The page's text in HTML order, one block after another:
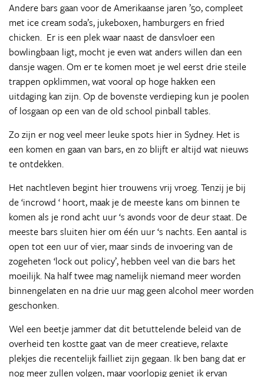
Andere bars gaan voor de Amerikaanse jaren ’50, compleet
met ice cream soda’s, jukeboxen, hamburgers en fried
chicken. Er is een plek waar naast de dansvloer een
bowlingbaan ligt, mocht je even wat anders willen dan een
dansje wagen. Om er te komen moet je wel eerst drie steile
trappen opklimmen, wat vooral op hoge hakken een
uitdaging kan zijn. Op de bovenste verdieping kun je poolen
of losgaan op een van de old school pinball tables.
Zo zijn er nog veel meer leuke spots hier in Sydney. Het is
een komen en gaan van bars, en zo blijft er altijd wat nieuws
te ontdekken.
Het nachtleven begint hier trouwens vrij vroeg. Tenzij je bij
de ‘incrowd ‘ hoort, maak je de meeste kans om binnen te
komen als je rond acht uur ‘s avonds voor de deur staat. De
meeste bars sluiten hier om één uur ‘s nachts. Een aantal is
open tot een uur of vier, maar sinds de invoering van de
zogeheten ‘lock out policy’, hebben veel van die bars het
moeilijk. Na half twee mag namelijk niemand meer worden
binnengelaten en na drie uur mag geen alcohol meer worden
geschonken.
Wel een beetje jammer dat dit betuttelende beleid van de
overheid ten kostte gaat van de meer creatieve, relaxte
plekjes die recentelijk failliet zijn gegaan. Ik ben bang dat er
nog meer zullen volgen, maar voorlopig geniet ik ervan